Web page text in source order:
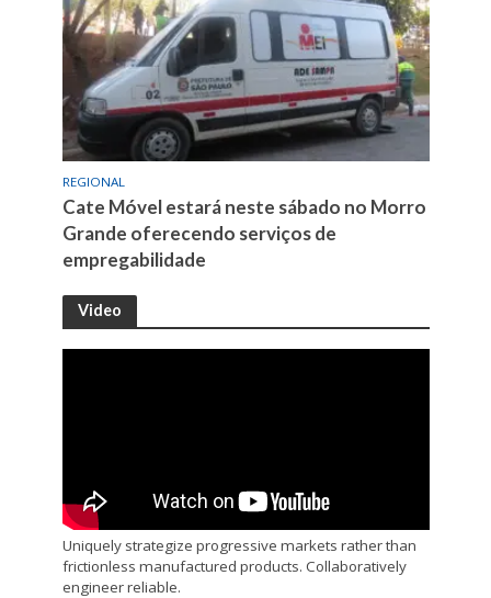
REGIONAL
Cate Móvel estará neste sábado no Morro
Grande oferecendo serviços de
empregabilidade
Video
Uniquely strategize progressive markets rather than
frictionless manufactured products. Collaboratively
engineer reliable.